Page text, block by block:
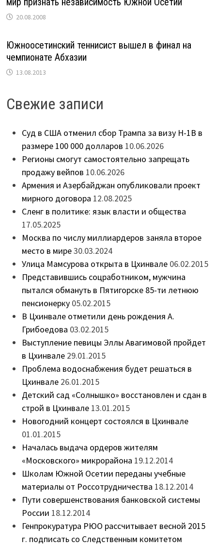
20.08.2008
Южноосетинский теннисист вышел в финал на
чемпионате Абхазии
13.08.2013
Свежие записи
Суд в США отменил сбор Трампа за визу H-1B в
размере 100 000 долларов 10.06.2026
Регионы смогут самостоятельно запрещать
продажу вейпов 10.06.2026
Армения и Азербайджан опубликовали проект
мирного договора 12.08.2025
Сленг в политике: язык власти и общества
17.05.2025
Москва по числу миллиардеров заняла второе
место в мире30.03.2024
Улица Мамсурова открыта в Цхинвале 06.02.2015
Представившись соцработником, мужчина
пытался обмануть в Пятигорске 85-ти летнюю
пенсионерку 05.02.2015
В Цхинвале отметили день рождения А.
Грибоедова 03.02.2015
Выступление певицы Эллы Авагимовой пройдет
в Цхинвале 29.01.2015
Проблема водоснабжения будет решаться в
Цхинвале 26.01.2015
Детский сад «Солнышко» восстановлен и сдан в
строй в Цхинвале 13.01.2015
Новогодний концерт состоялся в Цхинвале
01.01.2015
Началась выдача ордеров жителям
«Московского» микрорайона 19.12.2014
Школам Южной Осетии переданы учебные
материалы от Россотрудничества 18.12.2014
Пути совершенствования банковской системы
России 18.12.2014
Генпрокуратура РЮО рассчитывает весной 2015
г. подписать со Следственным комитетом